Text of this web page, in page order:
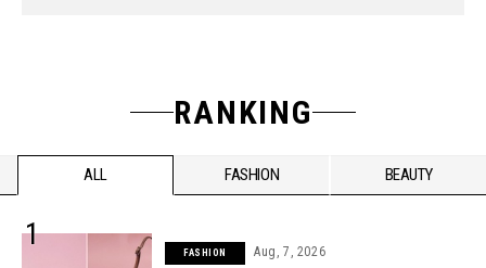
RANKING
ALL FASHION BEAUTY
FASHION Aug, 7, 2026